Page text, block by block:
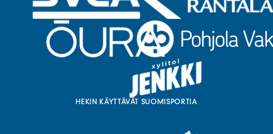
HEKIN KÄYTTÄVÄT SUOMISPORTIA